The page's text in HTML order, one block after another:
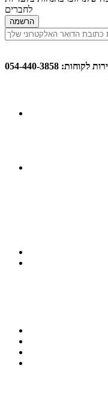
לחברים
הרשמה
לקוחות: 054-440-3858